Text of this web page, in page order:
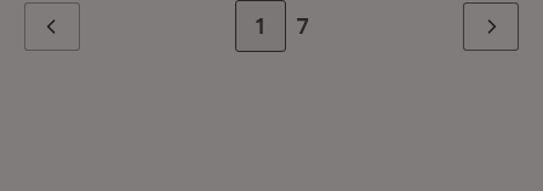
Zur Seite
1 Zur letzten Seite
7 Weiter